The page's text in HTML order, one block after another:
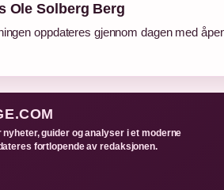
Ole Solberg Berg
oppdateres gjennom dagen med
guider og analyser i et moderne
fortlopende av redaksjonen.